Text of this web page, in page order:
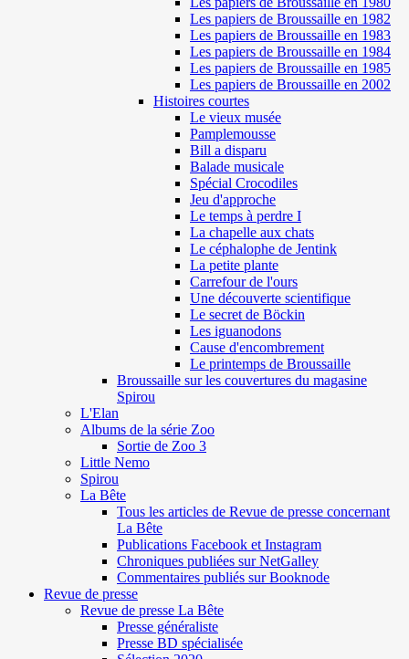
Les papiers de Broussaille en 1982
Les papiers de Broussaille en 1983
Les papiers de Broussaille en 1984
Les papiers de Broussaille en 1985
Les papiers de Broussaille en 2002
Histoires courtes
Le vieux musée
Pamplemousse
Bill a disparu
Balade musicale
Spécial Crocodiles
Jeu d'approche
Le temps à perdre I
La chapelle aux chats
Le céphalophe de Jentink
La petite plante
Carrefour de l'ours
Une découverte scientifique
Le secret de Böckin
Les iguanodons
Cause d'encombrement
Le printemps de Broussaille
Broussaille sur les couvertures du magasine
Spirou
L'Elan
Albums de la série Zoo
Sortie de Zoo 3
Little Nemo
Spirou
La Bête
Tous les articles de Revue de presse concernant
La Bête
Publications Facebook et Instagram
Chroniques publiées sur NetGalley
Commentaires publiés sur Booknode
Revue de presse
Revue de presse La Bête
Presse généraliste
Presse BD spécialisée